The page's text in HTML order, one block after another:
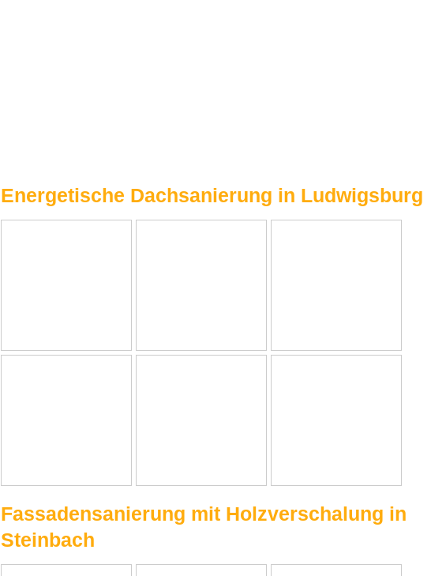
Energetische Dachsanierung in Ludwigsburg
Fassadensanierung mit Holzverschalung in
Steinbach